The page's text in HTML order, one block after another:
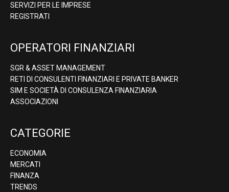
SERVIZI PER LE IMPRESE
REGISTRATI
OPERATORI FINANZIARI
SGR & ASSET MANAGEMENT
RETI DI CONSULENTI FINANZIARI E PRIVATE BANKER
SIM E SOCIETÀ DI CONSULENZA FINANZIARIA
ASSOCIAZIONI
CATEGORIE
ECONOMIA
MERCATI
FINANZA
TRENDS